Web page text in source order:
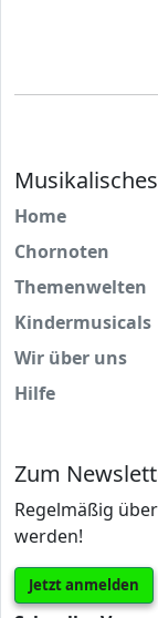
Musikalisches
Home
Chornoten
Themenwelten
Kindermusicals
Wir über uns
Hilfe
Zum
Regelmäßig
werden!
Jetzt anmelden